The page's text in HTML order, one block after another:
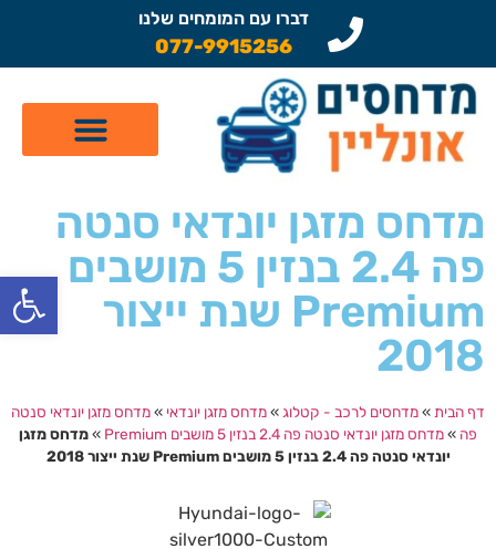
דברו עם המומחים שלנו
077-9915256
מדחס מזגן יונדאי סנטה
פה 2.4 בנזין 5 מושבים
Premium שנת ייצור
2018
דף הבית »מדחסים לרכב - קטלוג »מדחס מזגן יונדאי »מדחס מזגן יונדאי סנטה
פה »מדחס מזגן יונדאי סנטה פה 2.4 בנזין 5 מושבים Premium »מדחס מזגן
יונדאי סנטה פה 2.4 בנזין 5 מושבים Premium שנת ייצור 2018